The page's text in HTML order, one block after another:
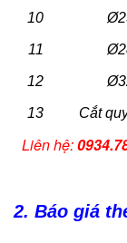
10
11
12
13 Cắt
Liên hệ:
2. Báo giá